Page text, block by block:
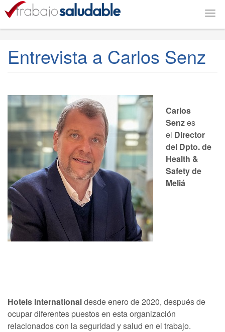
Entrevista a Carlos Senz
Carlos
Senzes
el Director
del Dpto. de
Health &
Safety de
Meliá
Hotels Internationaldesde enero de 2020, después de
ocupar diferentes puestos en esta organización
relacionados con la seguridad y salud en el trabajo.